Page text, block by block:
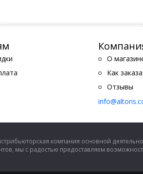
О
Как
Отзывы
компания основной
мы с радостью предоставляем